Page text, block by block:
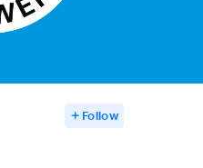
Follow